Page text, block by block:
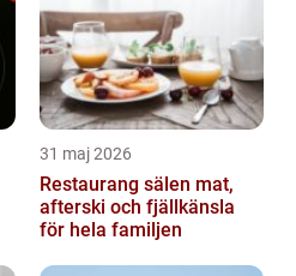
31 maj 2026
Restaurang sälen mat,
afterski och fjällkänsla
för hela familjen